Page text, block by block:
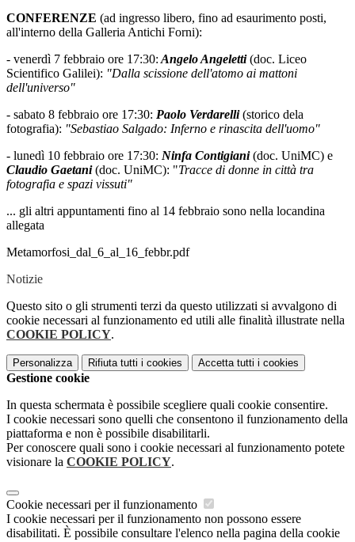
CONFERENZE (ad ingresso libero, fino ad esaurimento posti,
all'interno della Galleria Antichi Forni):
- venerdì 7 febbraio ore 17:30: Angelo Angeletti(doc. Liceo
Scientifico Galilei): "Dalla scissione dell'atomo ai mattoni
dell'universo"
- sabato 8 febbraio ore 17:30: Paolo Verdarelli(storico dela
fotografia): "Sebastiao Salgado: Inferno e rinascita dell'uomo"
- lunedì 10 febbraio ore 17:30: Ninfa Contigiani(doc. UniMC) e
Claudio Gaetani(doc. UniMC): "Tracce di donne in città tra
fotografia e spazi vissuti"
... gli altri appuntamenti fino al 14 febbraio sono nella locandina
allegata
Metamorfosi_dal_6_al_16_febbr.pdf
Notizie
Questo sito o gli strumenti terzi da questo utilizzati si avvalgono di
cookie necessari al funzionamento ed utili alle finalità illustrate nella
COOKIE POLICY.
Personalizza Rifiuta tutti i cookies Accetta tutti i cookies
Gestione cookie
In questa schermata è possibile scegliere quali cookie consentire.
I cookie necessari sono quelli che consentono il funzionamento della
piattaforma e non è possibile disabilitarli.
Per conoscere quali sono i cookie necessari al funzionamento potete
visionare la COOKIE POLICY.
Cookie necessari per il funzionamento
I cookie necessari per il funzionamento non possono essere
disabilitati. È possibile consultare l'elenco nella pagina della cookie